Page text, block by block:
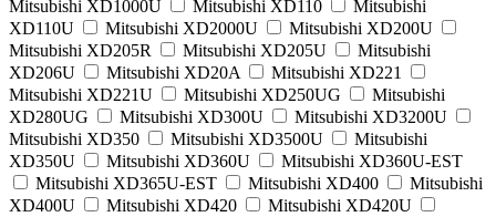
Mitsubishi XD1000U
Mitsubishi XD110
Mitsubishi
XD110U
Mitsubishi XD2000U
Mitsubishi XD200U
Mitsubishi XD205R
Mitsubishi XD205U
Mitsubishi
XD206U
Mitsubishi XD20A
Mitsubishi XD221
Mitsubishi XD221U
Mitsubishi XD250UG
Mitsubishi
XD280UG
Mitsubishi XD300U
Mitsubishi XD3200U
Mitsubishi XD350
Mitsubishi XD3500U
Mitsubishi
XD350U
Mitsubishi XD360U
Mitsubishi XD360U-EST
Mitsubishi XD365U-EST
Mitsubishi XD400
Mitsubishi
XD400U
Mitsubishi XD420
Mitsubishi XD420U